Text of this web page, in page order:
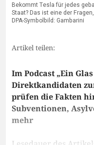
Bekommt Tesla für jedes
Staat? Das ist eine der
DPA-Symbolbild: Gambarini
Artikel teilen:
Im Podcast „Ein
Direktkandidaten
prüfen die Fakten
Subventionen,
mehr